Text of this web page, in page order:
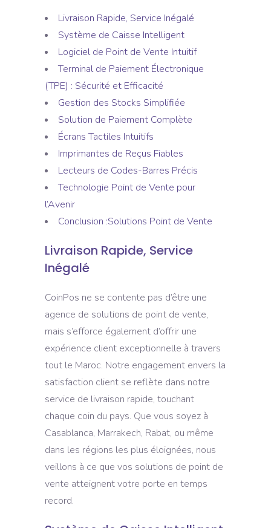
Livraison Rapide, Service Inégalé
Système de Caisse Intelligent
Logiciel de Point de Vente Intuitif
Terminal de Paiement Électronique
(TPE) : Sécurité et Efficacité
Gestion des Stocks Simplifiée
Solution de Paiement Complète
Écrans Tactiles Intuitifs
Imprimantes de Reçus Fiables
Lecteurs de Codes-Barres Précis
Technologie Point de Vente pour
l’Avenir
Conclusion :Solutions Point de Vente
Livraison Rapide, Service
Inégalé
CoinPos ne se contente pas d’être une
agence de solutions de point de vente,
mais s’efforce également d’offrir une
expérience client exceptionnelle à travers
tout le Maroc. Notre engagement envers la
satisfaction client se reflète dans notre
service de livraison rapide, touchant
chaque coin du pays. Que vous soyez à
Casablanca, Marrakech, Rabat, ou même
dans les régions les plus éloignées, nous
veillons à ce que vos solutions de point de
vente atteignent votre porte en temps
record.